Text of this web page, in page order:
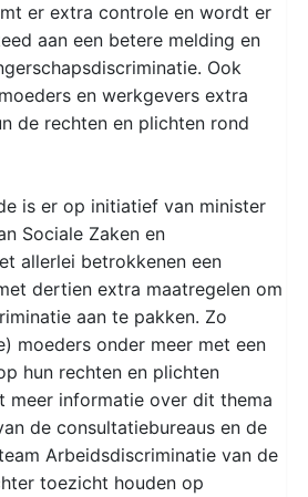
er extra controle en wordt er
aan een betere melding en
Ook
en werkgevers extra
de rechten en plichten rond
is er op initiatief van minister
Sociale Zaken en
allerlei betrokkenen een
dertien extra maatregelen om
aan te pakken. Zo
moeders onder meer met een
hun rechten en plichten
meer informatie over dit thema
de consultatiebureaus en de
Arbeidsdiscriminatie van de
toezicht houden op